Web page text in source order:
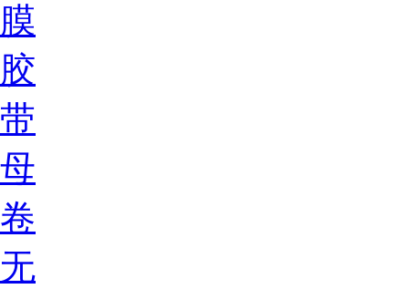
膜
胶
带
母
卷
无